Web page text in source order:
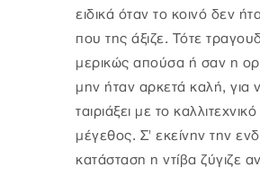
ειδικά όταν το κοινό δεν
που της άξιζε. Τότε
μερικώς απούσα ή σαν η
μην ήταν αρκετά καλή, για
ταιριάξει με το
μέγεθος. Σ' εκείνην την
κατάσταση η ντίβα ζύγιζε